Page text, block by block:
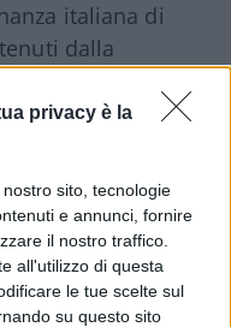
privacy è la
sito, tecnologie
e annunci, fornire
il nostro traffico.
all'utilizzo di questa
le tue scelte sul
su questo sito
italiana di
dalla
perseguiti sono
lesa”, fanno